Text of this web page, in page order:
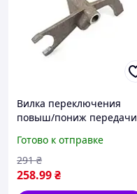
Вилка переключения
повыш/пониж передачи
(9Hp/12Hp) (mod:101-2)
DIGGER
Готово к отправке
258.99₴
291 ₴